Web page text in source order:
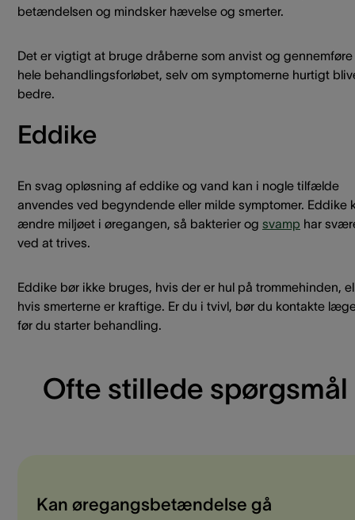
betændelsen og mindsker hævelse og smerter.
Det er vigtigt at bruge dråberne som anvist og gennemføre
hele behandlingsforløbet, selv om symptomerne hurtigt
bedre.
Eddike
En svag opløsning af eddike og vand kan i nogle tilfælde
anvendes ved begyndende eller milde symptomer. Eddike
ændre miljøet i øregangen, så bakterier og svamp har
ved at trives.
Eddike bør ikke bruges, hvis der er hul på trommehinden,
hvis smerterne er kraftige. Er du i tvivl, bør du kontakte
før du starter behandling.
Ofte stillede spørgsmål
Kan øregangsbetændelse gå